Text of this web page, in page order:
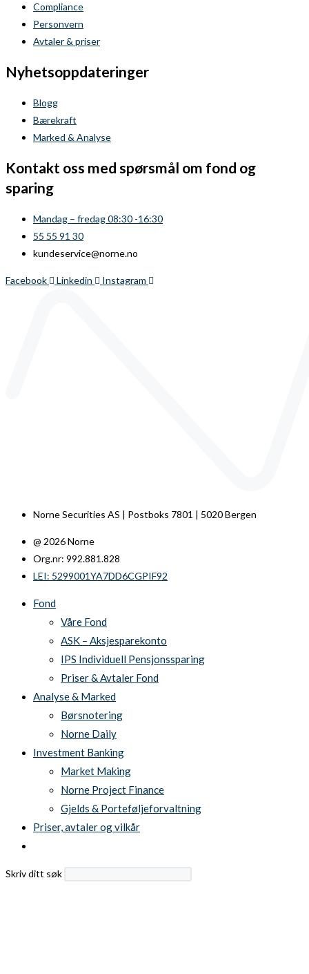
Compliance
Personvern
Avtaler & priser
Nyhetsoppdateringer
Blogg
Bærekraft
Marked & Analyse
Kontakt oss med spørsmål om fond og
sparing
Mandag – fredag 08:30 -16:30
55 55 91 30
kundeservice@norne.no
Facebook Linkedin Instagram
Norne Securities AS | Postboks 7801 | 5020 Bergen
@ 2026 Norne
Org.nr: 992.881.828
LEI: 5299001YA7DD6CGPIF92
Fond
Våre Fond
ASK – Aksjesparekonto
IPS Individuell Pensjonssparing
Priser & Avtaler Fond
Analyse & Marked
Børsnotering
Norne Daily
Investment Banking
Market Making
Norne Project Finance
Gjelds & Porteføljeforvaltning
Priser, avtaler og vilkår
search
Search
Skriv ditt søk